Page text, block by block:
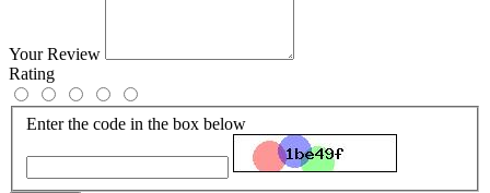
Your Review
Rating
Enter the code in the box below